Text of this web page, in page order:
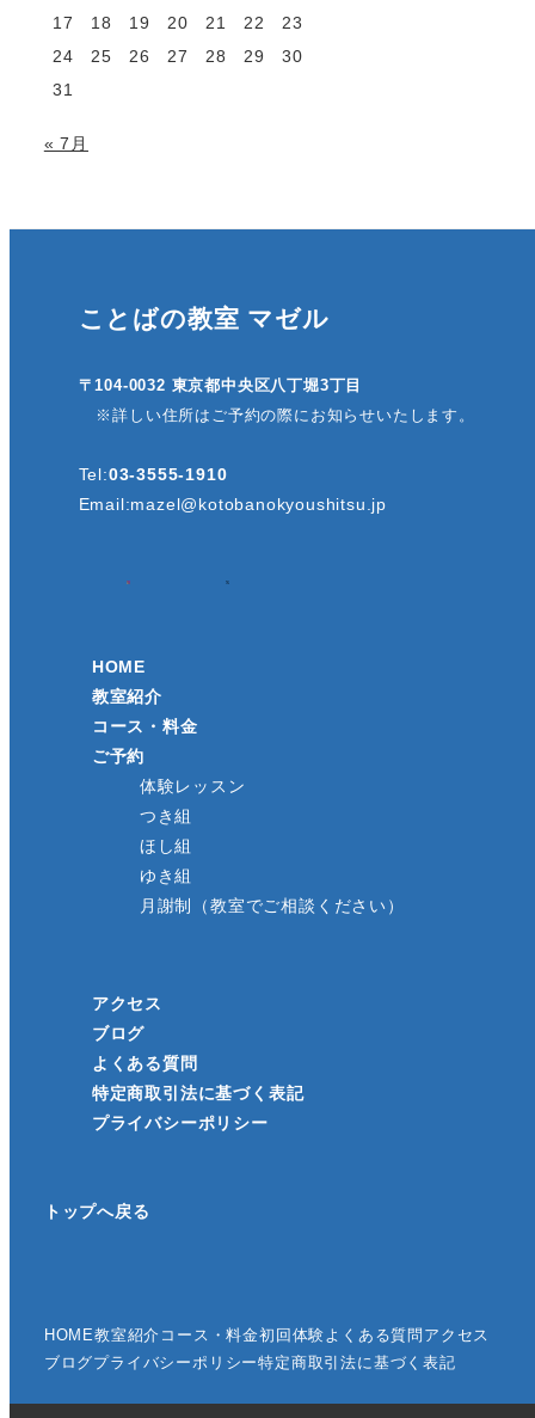
17
18 19 20 21 22
23
24
25 26 27 28 29
30
31
« 7月
ことばの教室 マゼル
〒104-0032 東京都中央区八丁堀3丁目
※詳しい住所はご予約の際にお知らせいたします。
Tel:03-3555-1910
Email:mazel@kotobanokyoushitsu.jp
HOME
教室紹介
コース・料金
ご予約
体験レッスン
つき組
ほし組
ゆき組
月謝制（教室でご相談ください）
アクセス
ブログ
よくある質問
特定商取引法に基づく表記
プライバシーポリシー
トップへ戻る
HOME教室紹介 コース・料金初回体験よくある質問 アクセス
ブログプライバシーポリシー特定商取引法に基づく表記